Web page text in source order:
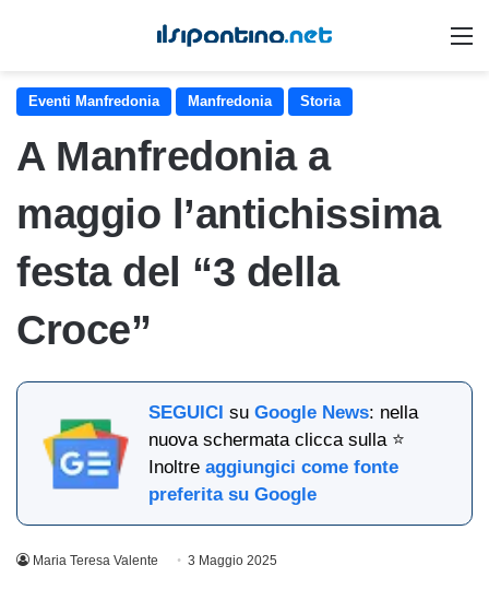
Eventi Manfredonia Manfredonia Storia
A Manfredonia a
maggio l’antichissima
festa del “3 della
Croce”
SEGUICI suGoogle News: nella
nuova schermata clicca sulla ⭐
Inoltreaggiungici come fonte
preferita su Google
Maria Teresa Valente 3 Maggio 2025